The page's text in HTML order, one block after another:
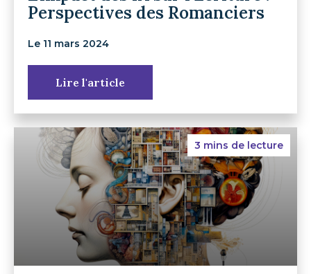
Perspectives des Romanciers
Le 11 mars 2024
Lire l'article
3 mins de lecture